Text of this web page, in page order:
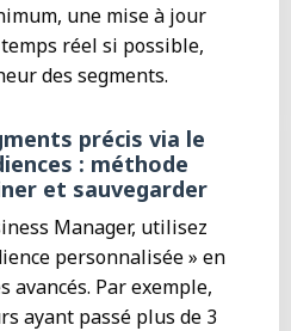
une mise à jour
réel si possible,
des segments.
précis via le
: méthode
et sauvegarder
Manager, utilisez
personnalisée » en
avancés. Par exemple,
ayant passé plus de 3